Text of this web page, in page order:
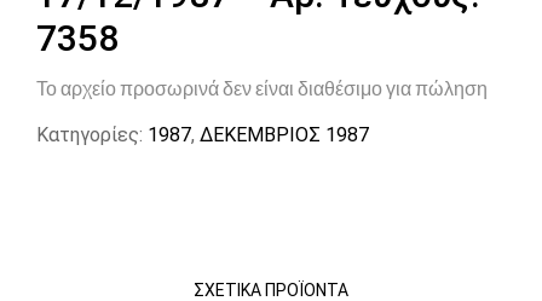
7358
Το αρχείο προσωρινά δεν είναι διαθέσιμο για πώληση
Κατηγορίες: 1987, ΔΕΚΕΜΒΡΙΟΣ 1987
ΣΧΕΤΙΚΆ ΠΡΟΪΌΝΤΑ